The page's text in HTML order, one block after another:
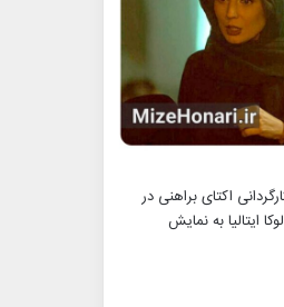
اکتای براهنی در
ایتالیا به نمایش